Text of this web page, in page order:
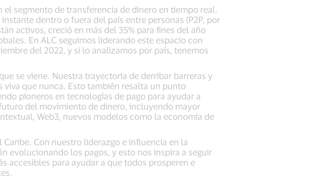
segmento de transferencia de dinero en tiempo real.
dentro o fuera del país entre personas (P2P, por
activos, creció en más del 35% para fines del año
En ALC seguimos liderando este espacio con
del 2022, y si lo analizamos por país, tenemos
se viene. Nuestra trayectoria de derribar barreras y
que nunca. Esto también resalta un punto
pioneros en tecnologías de pago para ayudar a
del movimiento de dinero, incluyendo mayor
Web3, nuevos modelos como la economía de
Con nuestro liderazgo e influencia en la
evolucionando los pagos, y esto nos inspira a seguir
accesibles para ayudar a que todos prosperen e